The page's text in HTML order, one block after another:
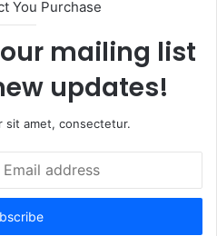
You Purchase
mailing list
updates!
sit amet, consectetur.